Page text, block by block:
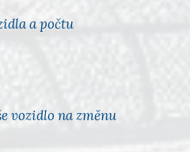
a počtu
vozidlo na změnu